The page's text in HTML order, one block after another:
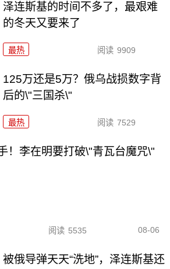
泽连斯基的时间不多了，最艰难
的冬天又要来了
最热 阅读 9909
125万还是5万？俄乌战损数字背
后的\"三国杀\"
最热 阅读 7529
！李在明要打破\"青瓦台魔咒\"
阅读 5535 08-06
被俄导弹天天“洗地”，泽连斯基还